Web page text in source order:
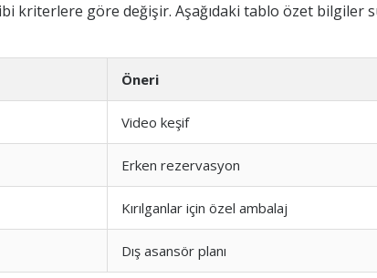
kriterlere göre değişir. Aşağıdaki tablo özet bilgiler
Öneri
Video keşif
Erken rezervasyon
Kırılganlar için özel ambalaj
Dış asansör planı
1.0
1.0